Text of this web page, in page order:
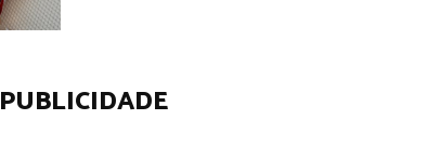
PUBLICIDADE